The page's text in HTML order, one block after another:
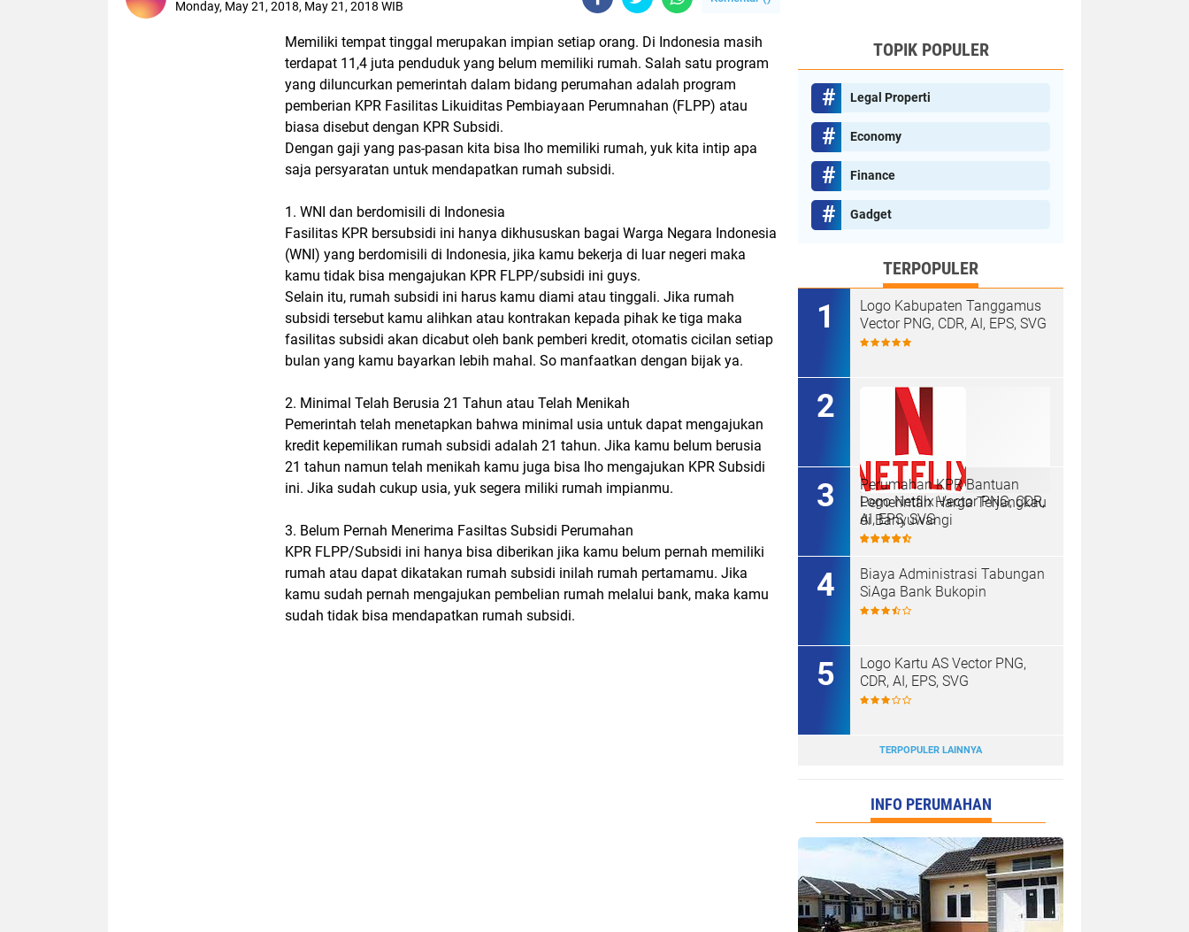
Monday, May 21, 2018, May 21, 2018 WIB
Memiliki tempat tinggal merupakan impian setiap orang. Di Indonesia masih
terdapat 11,4 juta penduduk yang belum memiliki rumah. Salah satu program
yang diluncurkan pemerintah dalam bidang perumahan adalah program
pemberian KPR Fasilitas Likuiditas Pembiayaan Perumnahan (FLPP) atau
biasa disebut dengan KPR Subsidi.
Dengan gaji yang pas-pasan kita bisa lho memiliki rumah, yuk kita intip apa
saja persyaratan untuk mendapatkan rumah subsidi.
1. WNI dan berdomisili di Indonesia
Fasilitas KPR bersubsidi ini hanya dikhususkan bagai Warga Negara Indonesia
(WNI) yang berdomisili di Indonesia, jika kamu bekerja di luar negeri maka
kamu tidak bisa mengajukan KPR FLPP/subsidi ini guys.
Selain itu, rumah subsidi ini harus kamu diami atau tinggali. Jika rumah
subsidi tersebut kamu alihkan atau kontrakan kepada pihak ke tiga maka
fasilitas subsidi akan dicabut oleh bank pemberi kredit, otomatis cicilan setiap
bulan yang kamu bayarkan lebih mahal. So manfaatkan dengan bijak ya.
2. Minimal Telah Berusia 21 Tahun atau Telah Menikah
Pemerintah telah menetapkan bahwa minimal usia untuk dapat mengajukan
kredit kepemilikan rumah subsidi adalah 21 tahun. Jika kamu belum berusia
21 tahun namun telah menikah kamu juga bisa lho mengajukan KPR Subsidi
ini. Jika sudah cukup usia, yuk segera miliki rumah impianmu.
3. Belum Pernah Menerima Fasiltas Subsidi Perumahan
KPR FLPP/Subsidi ini hanya bisa diberikan jika kamu belum pernah memiliki
rumah atau dapat dikatakan rumah subsidi inilah rumah pertamamu. Jika
kamu sudah pernah mengajukan pembelian rumah melalui bank, maka kamu
sudah tidak bisa mendapatkan rumah subsidi.
TOPIK POPULER
Legal Properti
Economy
Finance
Gadget
TERPOPULER
Logo Kabupaten Tanggamus
Vector PNG, CDR, AI, EPS, SVG
Logo Netflix Vector PNG, CDR,
AI, EPS, SVG
Perumahan KPR Bantuan
Pemerintah Harga Terjangkau
di Banyuwangi
Biaya Administrasi Tabungan
SiAga Bank Bukopin
Logo Kartu AS Vector PNG,
CDR, AI, EPS, SVG
TERPOPULER LAINNYA
INFO PERUMAHAN